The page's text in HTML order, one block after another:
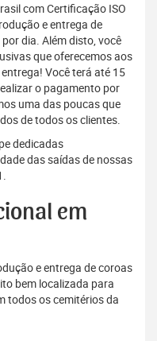
com Certificação ISO
e entrega de
dia. Além disto, você
que oferecemos aos
Você terá até 15
o pagamento por
uma das poucas que
de todos os clientes.
dedicadas
das saídas de nossas
em
e entrega de coroas
bem localizada para
todos os cemitérios da